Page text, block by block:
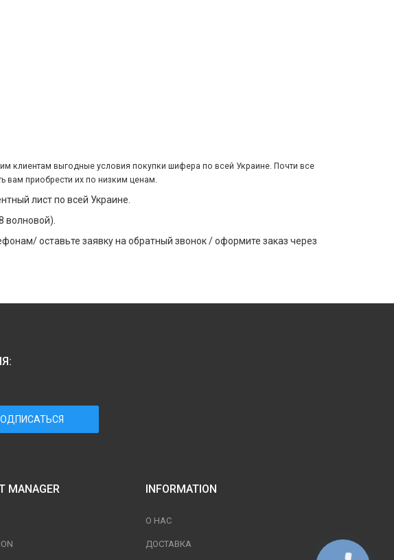
клиентам выгодные условия покупки шифера по всей Украине. Почти все
вам приобрести их по низким ценам.
лист по всей Украине.
оставьте заявку на обратный звонок / оформите заказ через
MANAGER INFORMATION
О НАС
ДОСТАВКА